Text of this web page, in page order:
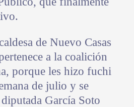
de Nuevo Casas
a la coalición
porque les hizo fuchi
de julio y se
García Soto